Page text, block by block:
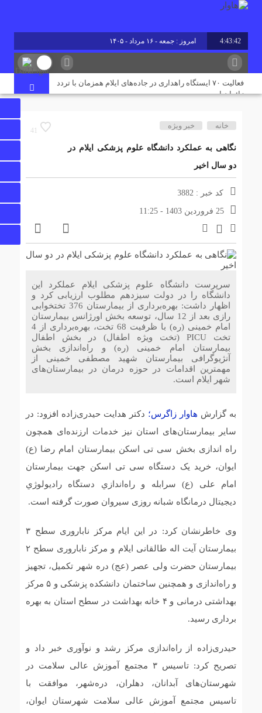
4:43:42 امروز : جمعه - ۱۶ مرداد - ۱۴۰۵
فعالیت ۷۰ ایستگاه راهداری در جاده‌های ایلام همزمان با تردد
زائران اربعین
پروژه آبرسانی به پایانه مرزی چیلات دهلران با حضور قائم‌مقام
۱۴۰۵/ جزئیات حوزه‌های برگزاری اعلام شد
پایدار بهره‌مند شدند
ایمن‌سازی محورهای منتهی به مرز مهران با اجرای عملیات
خط‌کشی در آستانه اربعین حسینی
مرگ دومین مادر ایلامی در یک ماه آیا نظام سلامت هزینه
فرزند آوری را از جان مادران میگیرد؟
مراسم وداع با رهبر شهید
41
خانه خبر ویژه
نگاهی به عملکرد دانشگاه علوم پزشکی ایلام در
دو سال اخیر
کد خبر : 3882
25 فروردین 1403 - 11:25
سرپرست دانشگاه علوم پزشکی ایلام عملکرد این
دانشگاه را در دولت سیزدهم مطلوب ارزیابی کرد و
اظهار داشت: بهره‌برداری از بیمارستان 376 تختخوابی
رازی بعد از 12 سال، توسعه بخش اورژانس بیمارستان
امام خمینی (ره) با ظرفیت 68 تخت، بهره‌برداری از 4
تخت PICU (تخت ویژه اطفال) در بخش اطفال
بیمارستان امام خمینی (ره) و راه‌اندازی بخش
آنژیوگرافی بیمارستان شهید مصطفی خمینی از
مهمترین اقدامات در حوزه درمان در بیمارستان‌های
شهر ایلام است.
به گزارش هاوار زاگرس؛ دکتر هدایت حیدری‌زاده افزود: در
سایر بیمارستان‌های استان نیز خدمات ارزنده‌ای همچون
راه اندازی بخش سی تی اسکن بیمارستان امام رضا (ع)
ایوان، خرید یک دستگاه سی تی اسکن جهت بیمارستان
امام علی (ع) سرابله و راه‌اندازي دستگاه راديولوژي
ديجيتال درمانگاه شبانه روزی سیروان صورت گرفته است.
وی خاطرنشان کرد: در این ایام مرکز ناباروری سطح ۳
بیمارستان آیت اله طالقانی ایلام و مرکز ناباروری سطح ۲
بیمارستان حضرت ولی عصر (عج) دره شهر تکمیل، تجهیز
و راه‌اندازی و همچنین ساختمان دانشکده پزشکی و ۵ مرکز
بهداشتی درمانی و ۴ خانه بهداشت در سطح استان به بهره
برداری رسید.
حیدری‌زاده از راه‌اندازی مرکز رشد و نوآوری خبر داد و
تصریح کرد: تاسیس ۳ مجتمع آموزش عالی سلامت در
شهرستان‌های آبدانان، دهلران، دره‌شهر، موافقت با
تاسیس مجتمع آموزش عالی سلامت شهرستان ایوان،